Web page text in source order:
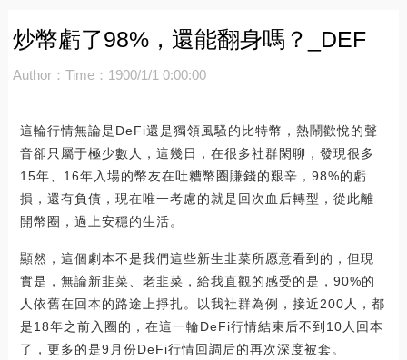
炒幣虧了98%，還能翻身嗎？_DEF
Author： Time：1900/1/1 0:00:00
這輪行情無論是DeFi還是獨領風騷的比特幣，熱鬧歡悅的聲
音卻只屬于極少數人，這幾日，在很多社群閑聊，發現很多
15年、16年入場的幣友在吐糟幣圈賺錢的艱辛，98%的虧
損，還有負債，現在唯一考慮的就是回次血后轉型，從此離
開幣圈，過上安穩的生活。
顯然，這個劇本不是我們這些新生韭菜所愿意看到的，但現
實是，無論新韭菜、老韭菜，給我直觀的感受的是，90%的
人依舊在回本的路途上掙扎。以我社群為例，接近200人，都
是18年之前入圈的，在這一輪DeFi行情結束后不到10人回本
了，更多的是9月份DeFi行情回調后的再次深度被套。